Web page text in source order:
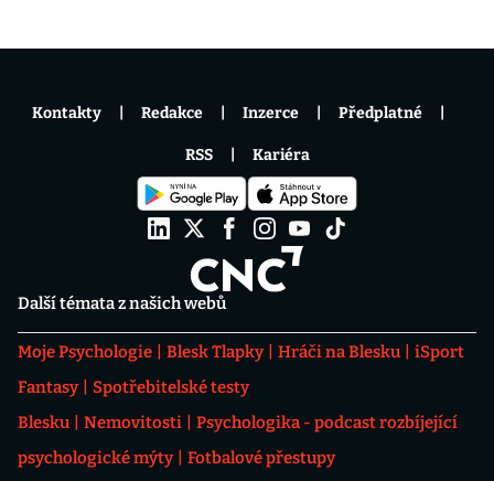
Další témata z našich webů
Moje Psychologie Blesk Tlapky Hráči na Blesku
iSport
Fantasy
Spotřebitelské testy
Blesku
Nemovitosti
Psychologika - podcast rozbíjející
psychologické mýty
Fotbalové přestupy
Kontakty Redakce Inzerce Předplatné
RSS Kariéra